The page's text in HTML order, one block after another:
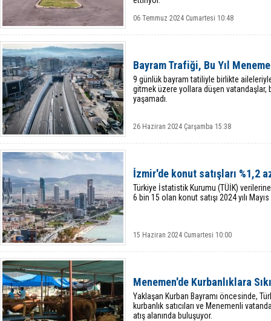
06 Temmuz 2024 Cumartesi 10:48
Bayram Trafiği, Bu Yıl
9 günlük bayram tatiliyle birlikte
gitmek üzere yollara düşen vatandaşlar,
yaşamadı.
26 Haziran 2024 Çarşamba 15:38
İzmir'de konut satışları %1,2
Türkiye İstatistik Kurumu (TÜİK) verilerine
6 bin 15 olan konut satışı 2024 yılı
15 Haziran 2024 Cumartesi 10:00
Menemen'de Kurbanlıklara
Yaklaşan Kurban Bayramı öncesinde,
kurbanlık satıcıları ve Menemenli
atış alanında buluşuyor.